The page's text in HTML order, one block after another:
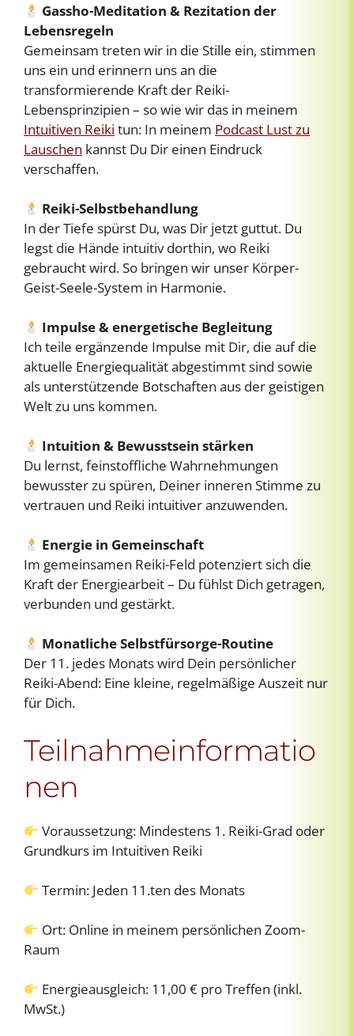
Gassho-Meditation & Rezitation der
Lebensregeln
Gemeinsam treten wir in die Stille ein, stimmen
uns ein und erinnern uns an die
transformierende Kraft der Reiki-
Lebensprinzipien – so wie wir das in meinem
Intuitiven Reiki tun: In meinem Podcast Lust zu
Lauschen kannst Du Dir einen Eindruck
verschaffen.
Reiki-Selbstbehandlung
In der Tiefe spürst Du, was Dir jetzt guttut. Du
legst die Hände intuitiv dorthin, wo Reiki
gebraucht wird. So bringen wir unser Körper-
Geist-Seele-System in Harmonie.
Impulse & energetische Begleitung
Ich teile ergänzende Impulse mit Dir, die auf die
aktuelle Energiequalität abgestimmt sind sowie
als unterstützende Botschaften aus der geistigen
Welt zu uns kommen.
Intuition & Bewusstsein stärken
Du lernst, feinstoffliche Wahrnehmungen
bewusster zu spüren, Deiner inneren Stimme zu
vertrauen und Reiki intuitiver anzuwenden.
Energie in Gemeinschaft
Im gemeinsamen Reiki-Feld potenziert sich die
Kraft der Energiearbeit – Du fühlst Dich getragen,
verbunden und gestärkt.
Monatliche Selbstfürsorge-Routine
Der 11. jedes Monats wird Dein persönlicher
Reiki-Abend: Eine kleine, regelmäßige Auszeit nur
für Dich.
Teilnahmeinformatio
nen
Voraussetzung: Mindestens 1. Reiki-Grad oder
Grundkurs im Intuitiven Reiki
Termin: Jeden 11.ten des Monats
Ort: Online in meinem persönlichen Zoom-
Raum
Energieausgleich: 11,00 € pro Treffen (inkl.
MwSt.)